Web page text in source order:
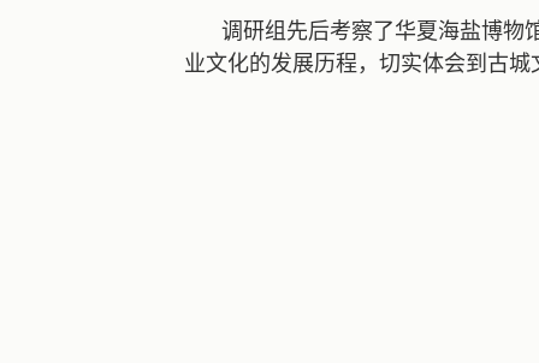
调研组 先后考察了华夏海盐博物
业文化的发展历程，切实体会到古城